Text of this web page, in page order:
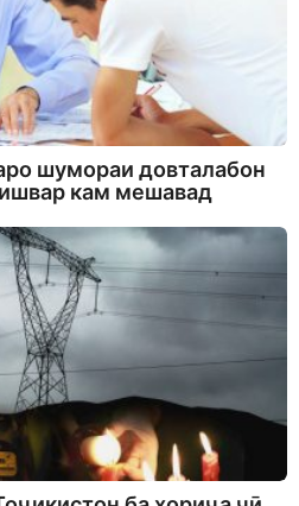
шумораи довталабон
кам мешавад